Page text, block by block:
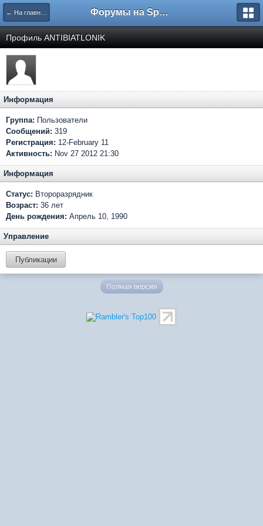
← На главную Форумы на Sportbox.ru
Профиль ANTIBIATLONIK
Информация
Группа: Пользователи
Сообщений: 319
Регистрация: 12-February 11
Активность: Nov 27 2012 21:30
Информация
Статус: Второразрядник
Возраст: 36 лет
День рождения: Апрель 10, 1990
Управление
Публикации
Полная версия